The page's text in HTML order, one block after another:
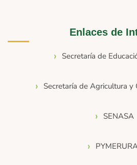
Enlaces de
Secretaría de
Secretaría de Agricultura y
SENASA